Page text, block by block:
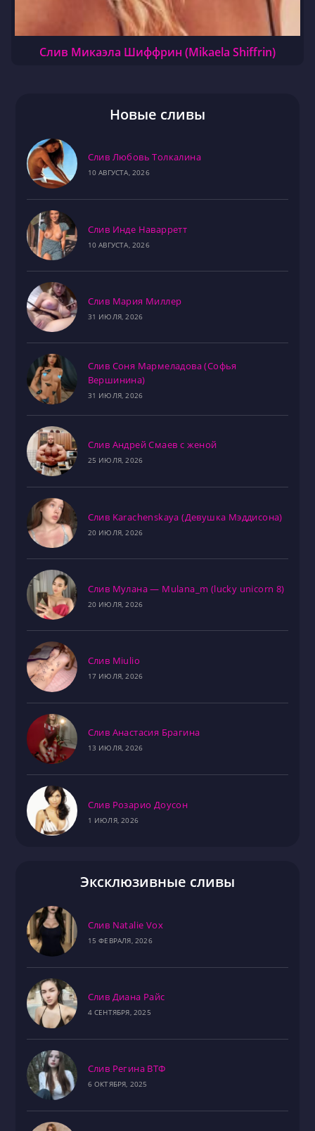
Слив Микаэла Шиффрин (Mikaela Shiffrin)
Новые сливы
Слив Любовь Толкалина
10 АВГУСТА, 2026
Слив Инде Наварретт
10 АВГУСТА, 2026
Слив Мария Миллер
31 ИЮЛЯ, 2026
Слив Соня Мармеладова (Софья
Вершинина)
31 ИЮЛЯ, 2026
Слив Андрей Смаев с женой
25 ИЮЛЯ, 2026
Слив Karachenskaya (Девушка Мэддисона)
20 ИЮЛЯ, 2026
Слив Мулана — Mulana_m (lucky unicorn 8)
20 ИЮЛЯ, 2026
Слив Miulio
17 ИЮЛЯ, 2026
Слив Анастасия Брагина
13 ИЮЛЯ, 2026
Слив Розарио Доусон
1 ИЮЛЯ, 2026
Эксклюзивные сливы
Слив Natalie Vox
15 ФЕВРАЛЯ, 2026
Слив Диана Райс
4 СЕНТЯБРЯ, 2025
Слив Регина ВТФ
6 ОКТЯБРЯ, 2025